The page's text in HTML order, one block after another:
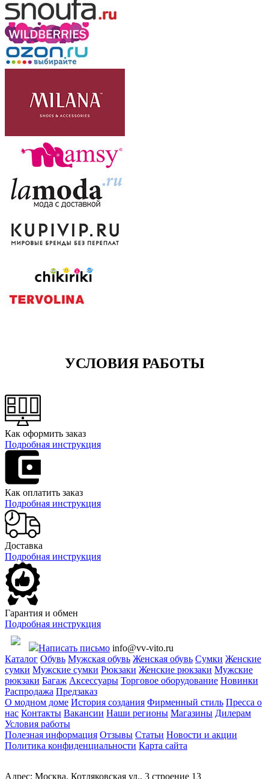
УСЛОВИЯ РАБОТЫ
Как оформить заказ
Подробная инструкция
Как оплатить заказ
Подробная инструкция
Доставка
Подробная инструкция
Гарантия и обмен
Подробная инструкция
Написать письмо info@vv-vito.ru
Каталог Обувь Мужская обувь Женская обувь Сумки Женские
сумки Мужские сумки Рюкзаки Женские рюкзаки Мужские
рюкзаки Багаж Аксессуары Торговое оборудование Новинки
Распродажа Предзаказ
О модном доме История создания Фирменный стиль Пресса о
нас Контакты Вакансии Наши регионы Магазины Дилерам
Условия работы
Полезная информация Отзывы Статьи Новости и акции
Политика конфиденциальности Карта сайта
Адрес: Москва, Котляковская ул., 3 строение 13